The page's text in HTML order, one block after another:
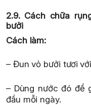
2.9. Cách chữa
bưởi
Cách làm:
– Đun vỏ bưởi tươi
– Dùng nước đó để
đầu mỗi ngày.